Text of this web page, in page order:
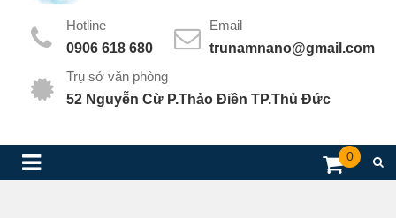
Hotline
0906 618 680
Email
trunamnano@gmail.com
Trụ sở văn phòng
52 Nguyễn Cừ P.Thảo Điền TP.Thủ Đức
0